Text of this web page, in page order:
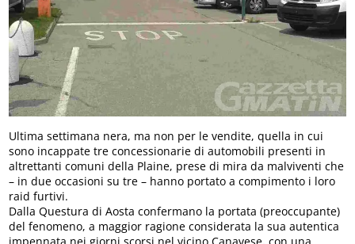
Ultima settimana nera, ma non per le vendite, quella in cui
sono incappate tre concessionarie di automobili presenti in
altrettanti comuni della Plaine, prese di mira da malviventi che
– in due occasioni su tre – hanno portato a compimento i loro
raid furtivi.
Dalla Questura di Aosta confermano la portata (preoccupante)
del fenomeno, a maggior ragione considerata la sua autentica
impennata nei giorni scorsi nel vicino Canavese, con una